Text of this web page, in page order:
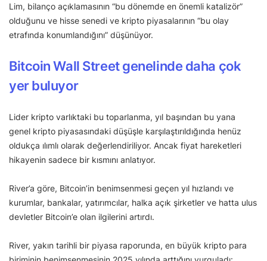
Lim, bilanço açıklamasının “bu dönemde en önemli katalizör”
olduğunu ve hisse senedi ve kripto piyasalarının “bu olay
etrafında konumlandığını” düşünüyor.
Bitcoin Wall Street genelinde daha çok
yer buluyor
Lider kripto varlıktaki bu toparlanma, yıl başından bu yana
genel kripto piyasasındaki düşüşle karşılaştırıldığında henüz
oldukça ılımlı olarak değerlendiriliyor. Ancak fiyat hareketleri
hikayenin sadece bir kısmını anlatıyor.
River’a göre, Bitcoin’in benimsenmesi geçen yıl hızlandı ve
kurumlar, bankalar, yatırımcılar, halka açık şirketler ve hatta ulus
devletler Bitcoin’e olan ilgilerini artırdı.
River, yakın tarihli bir piyasa raporunda, en büyük kripto para